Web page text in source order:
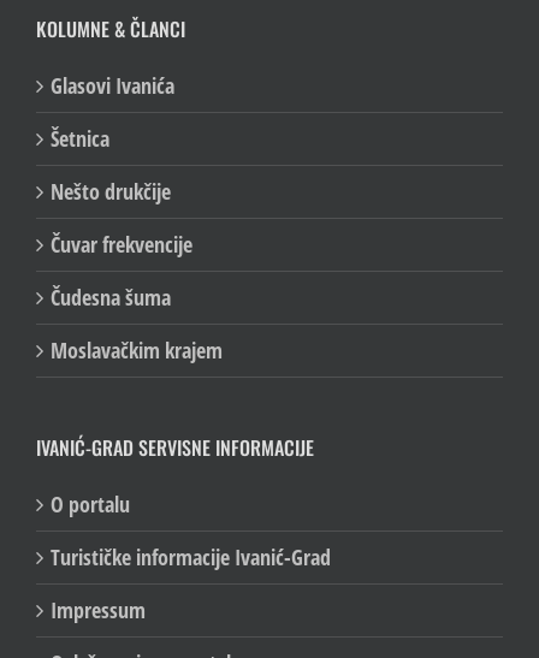
KOLUMNE & ČLANCI
Glasovi Ivanića
Šetnica
Nešto drukčije
Čuvar frekvencije
Čudesna šuma
Moslavačkim krajem
IVANIĆ-GRAD SERVISNE INFORMACIJE
O portalu
Turističke informacije Ivanić-Grad
Impressum